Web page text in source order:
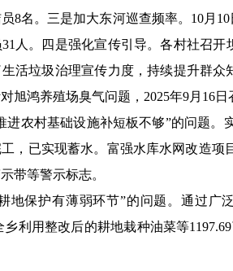
8名。三是加大东河巡查频率。10月
人。四是强化宣传引导。各村社召
活垃圾治理宣传力度，持续提升群
旭鸿养殖场臭气问题，2025年9月16
进农村基础设施补短板不够”的问题
，已实现蓄水。富强水库水网改造
带等警示标志。
耕地保护有薄弱环节”的问题。通过
乡利用整改后的耕地栽种油菜等